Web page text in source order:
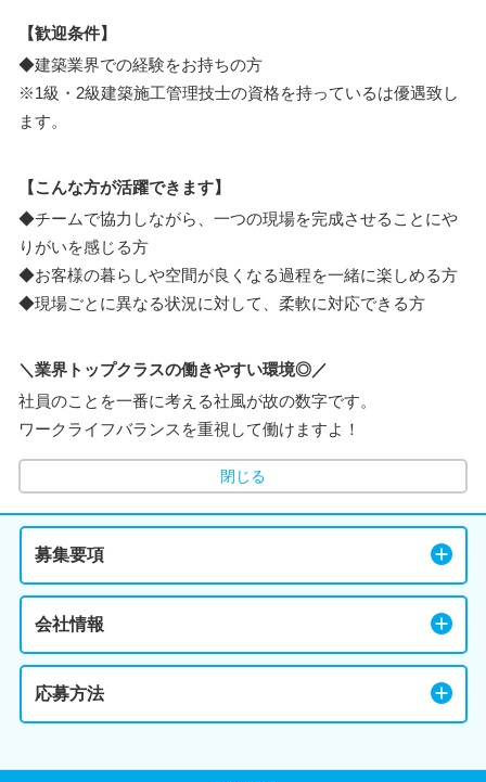
【歓迎条件】
◆建築業界での経験をお持ちの方
※1級・2級建築施工管理技士の資格を持っているは優遇致し
ます。
【こんな方が活躍できます】
◆チームで協力しながら、一つの現場を完成させることにや
りがいを感じる方
◆お客様の暮らしや空間が良くなる過程を一緒に楽しめる方
◆現場ごとに異なる状況に対して、柔軟に対応できる方
＼業界トップクラスの働きやすい環境◎／
社員のことを一番に考える社風が故の数字です。
ワークライフバランスを重視して働けますよ！
閉じる
募集要項
会社情報
応募方法